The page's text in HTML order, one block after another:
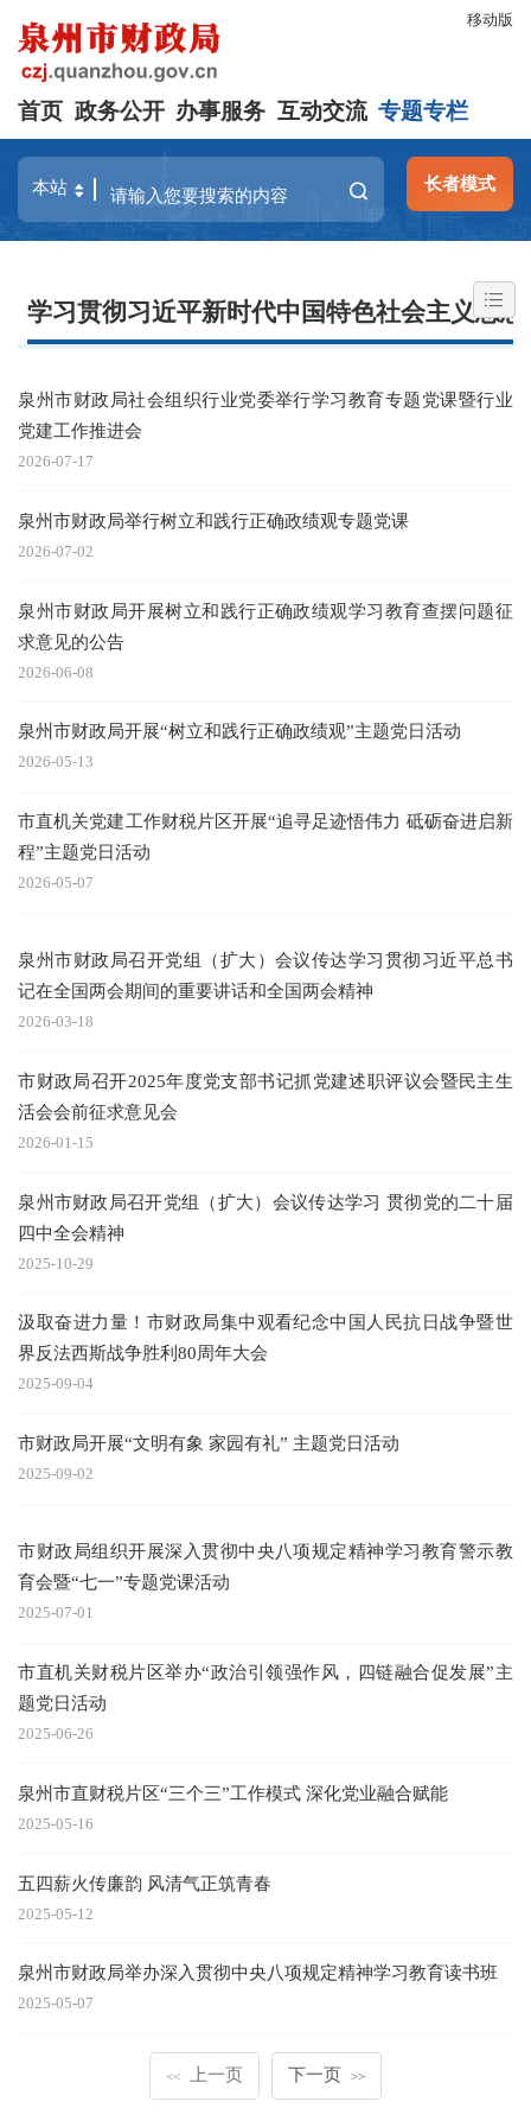
移动版
首页 政务公开 办事服务 互动交流 专题专栏
长者模式
学习贯彻习近平新时代中国特色社会主义思
泉州市财政局社会组织行业党委举行学习教育专题党课暨行业
党建工作推进会
2026-07-17
泉州市财政局举行树立和践行正确政绩观专题党课
2026-07-02
泉州市财政局开展树立和践行正确政绩观学习教育查摆问题征
求意见的公告
2026-06-08
泉州市财政局开展“树立和践行正确政绩观”主题党日活动
2026-05-13
市直机关党建工作财税片区开展“追寻足迹悟伟力 砥砺奋进启新
程”主题党日活动
2026-05-07
泉州市财政局召开党组（扩大）会议传达学习贯彻习近平总书
记在全国两会期间的重要讲话和全国两会精神
2026-03-18
市财政局召开2025年度党支部书记抓党建述职评议会暨民主生
活会会前征求意见会
2026-01-15
泉州市财政局召开党组（扩大）会议传达学习 贯彻党的二十届
四中全会精神
2025-10-29
汲取奋进力量！市财政局集中观看纪念中国人民抗日战争暨世
界反法西斯战争胜利80周年大会
2025-09-04
市财政局开展“文明有象 家园有礼” 主题党日活动
2025-09-02
市财政局组织开展深入贯彻中央八项规定精神学习教育警示教
育会暨“七一”专题党课活动
2025-07-01
市直机关财税片区举办“政治引领强作风，四链融合促发展”主
题党日活动
2025-06-26
泉州市直财税片区“三个三”工作模式 深化党业融合赋能
2025-05-16
五四薪火传廉韵 风清气正筑青春
2025-05-12
泉州市财政局举办深入贯彻中央八项规定精神学习教育读书班
2025-05-07
<< 上一页 下一页 >>